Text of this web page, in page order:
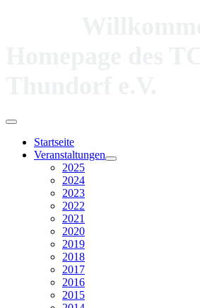
Startseite
Veranstaltungen
2025
2024
2023
2022
2021
2020
2019
2018
2017
2016
2015